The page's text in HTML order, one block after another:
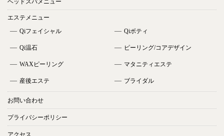
ヘッドスパメニュー
エステメニュー
Qiフェイシャル
Qiボティ
Qi温石 ピーリング/コアデザイン
WAXピーリング マタニティエステ
産後エステ ブライダル
お問い合わせ
プライバシーポリシー
アクセス